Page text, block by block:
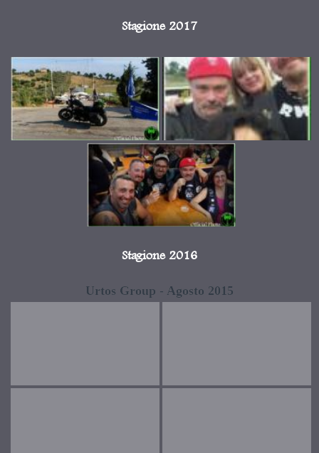
Stagione 2017
Stagione 2016
Urtos Group - Agosto 2015